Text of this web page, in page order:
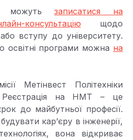
можутьзаписатися на
консультацію щодо
вступу до університету.
освітні програми можна на
Метінвест Політехніки
на НМТ – це
до майбутньої професії.
кар’єру в інженерії,
вона відкриває